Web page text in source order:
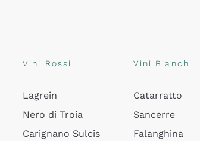
Vini Rossi
Lagrein
Nero di Troia
Carignano Sulcis
Vini Bianchi
Catarratto
Sancerre
Falanghina